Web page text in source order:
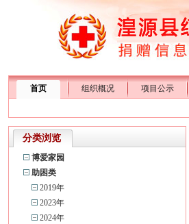
首页 组织概况 项目公示
分类浏览
博爱家园
助困类
2019年
2023年
2024年